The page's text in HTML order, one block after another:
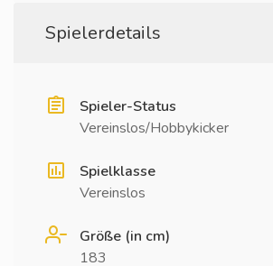
Spielerdetails
Spieler-Status
Vereinslos/Hobbykicker
Spielklasse
Vereinslos
Größe (in cm)
183